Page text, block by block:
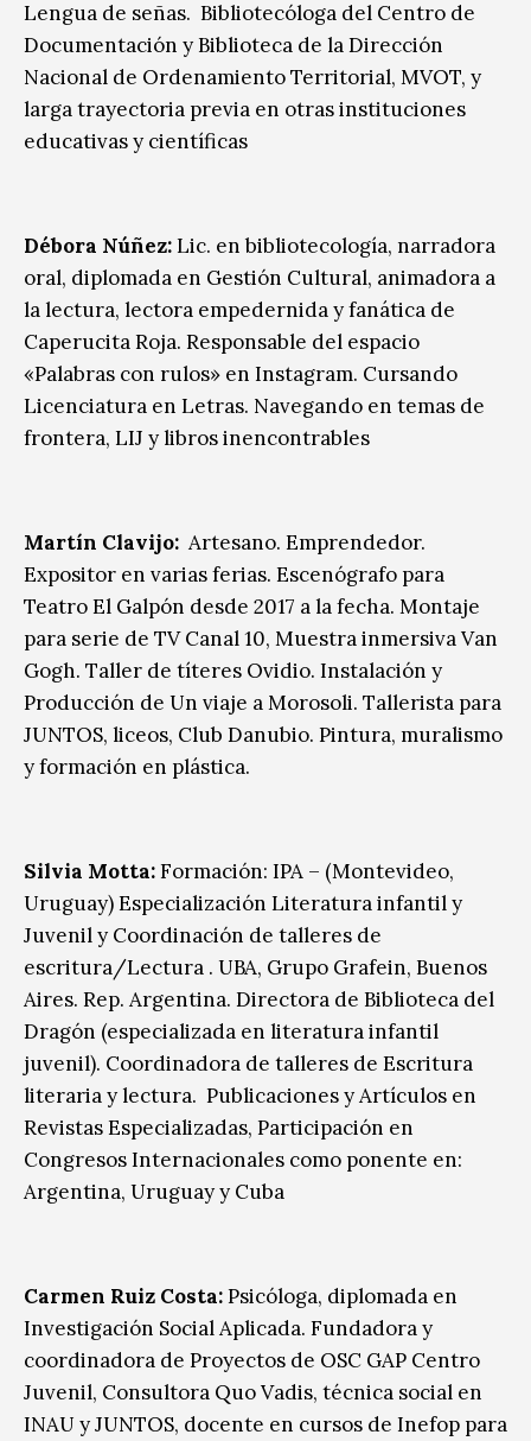
Lengua de señas. Bibliotecóloga del Centro de
Documentación y Biblioteca de la Dirección
Nacional de Ordenamiento Territorial, MVOT, y
larga trayectoria previa en otras instituciones
educativas y científicas
Débora Núñez:Lic. en bibliotecología, narradora
oral, diplomada en Gestión Cultural, animadora a
la lectura, lectora empedernida y fanática de
Caperucita Roja. Responsable del espacio
«Palabras con rulos» en Instagram. Cursando
Licenciatura en Letras. Navegando en temas de
frontera, LIJ y libros inencontrables
Martín Clavijo: Artesano. Emprendedor.
Expositor en varias ferias. Escenógrafo para
Teatro El Galpón desde 2017 a la fecha. Montaje
para serie de TV Canal 10, Muestra inmersiva Van
Gogh. Taller de títeres Ovidio. Instalación y
Producción de Un viaje a Morosoli. Tallerista para
JUNTOS, liceos, Club Danubio. Pintura, muralismo
y formación en plástica.
Silvia Motta:Formación: IPA – (Montevideo,
Uruguay) Especialización Literatura infantil y
Juvenil y Coordinación de talleres de
escritura/Lectura . UBA, Grupo Grafein, Buenos
Aires. Rep. Argentina. Directora de Biblioteca del
Dragón (especializada en literatura infantil
juvenil). Coordinadora de talleres de Escritura
literaria y lectura. Publicaciones y Artículos en
Revistas Especializadas, Participación en
Congresos Internacionales como ponente en:
Argentina, Uruguay y Cuba
Carmen Ruiz Costa:Psicóloga, diplomada en
Investigación Social Aplicada. Fundadora y
coordinadora de Proyectos de OSC GAP Centro
Juvenil, Consultora Quo Vadis, técnica social en
INAU y JUNTOS, docente en cursos de Inefop para